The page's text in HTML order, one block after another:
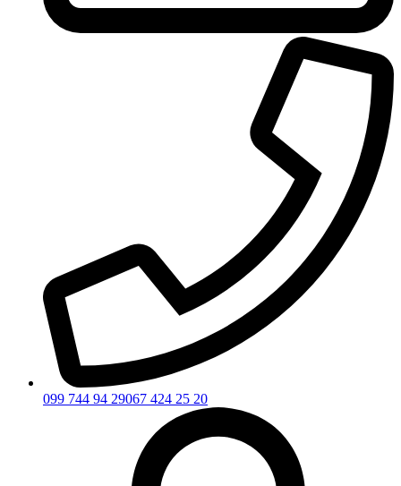
099 744 94 29067 424 25 20